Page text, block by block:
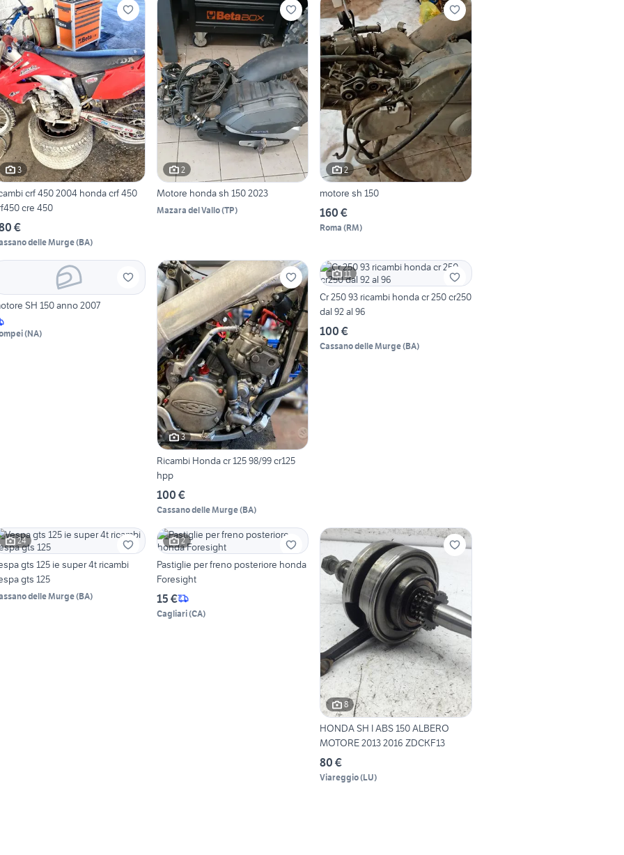
3
crf 450 2004 honda crf 450
cre 450
€
delle Murge(BA)
2
Motore honda sh 150 2023
Mazara del Vallo(TP)
2
motore sh 150
160 €
Roma (RM)
SH 150 anno 2007
(NA)
3
Ricambi Honda cr 125 98/99 cr125
hpp
100 €
Cassano delle Murge(BA)
11
Cr 250 93 ricambi honda cr 250 cr250
dal 92 al 96
100 €
Cassano delle Murge(BA)
24
gts 125 ie super 4t ricambi
gts 125
delle Murge(BA)
2
Pastiglie per freno posteriore honda
Foresight
15 €
Cagliari(CA)
8
HONDA SH I ABS 150 ALBERO
MOTORE 2013 2016 ZDCKF13
80 €
Viareggio(LU)